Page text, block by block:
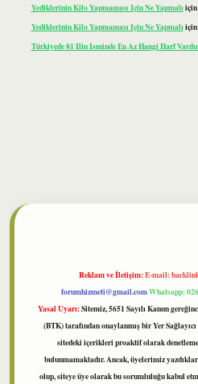
Yediklerinin Kilo Yapmaması Için Ne Yapmalıiçin
Yediklerinin Kilo Yapmaması Için Ne Yapmalıiçin
Türkiyede 81 Ilin Isminde En Az Hangi Harf Vardır
Reklam ve İletişim:E-mail:
forumhizmeti@gmail.comWhatsapp:
Yasal Uyarı:Sitemiz, 5651 Sayılı Kanun
(BTK) tarafından onaylanmış bir Yer
sitedeki içerikleri proaktif olarak
bulunmamaktadır. Ancak, üyelerimiz
olup, siteye üye olarak bu sorumluluğu kabul